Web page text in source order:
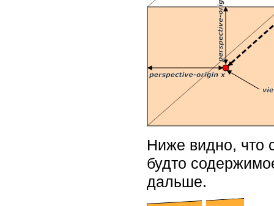
Ниже видно, что
будто
дальше.